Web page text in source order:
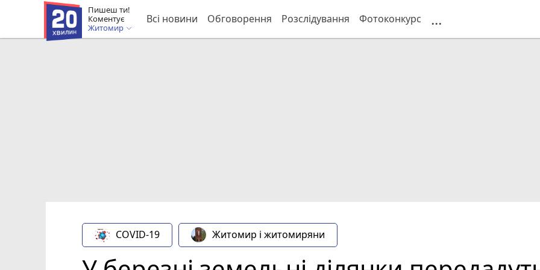
Пишеш ти!
Коментує
Житомир
Всі новини Обговорення Розслідування Фотоконкурс ...
COVID-19 Житомир і житомиряни